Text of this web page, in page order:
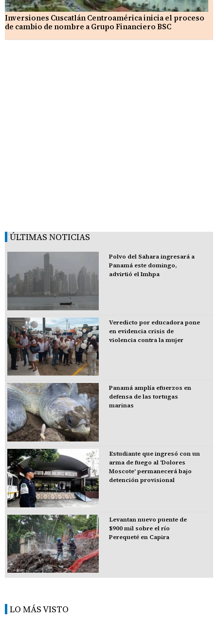
Inversiones Cuscatlán Centroamérica inicia el proceso
de cambio de nombre a Grupo Financiero BSC
ÚLTIMAS NOTICIAS
Polvo del Sahara ingresará a
Panamá este domingo,
advirtió el Imhpa
Veredicto por educadora pone
en evidencia crisis de
violencia contra la mujer
Panamá amplía efuerzos en
defensa de las tortugas
marinas
Estudiante que ingresó con un
arma de fuego al 'Dolores
Moscote' permanecerá bajo
detención provisional
Levantan nuevo puente de
$900 mil sobre el río
Perequeté en Capira
LO MÁS VISTO